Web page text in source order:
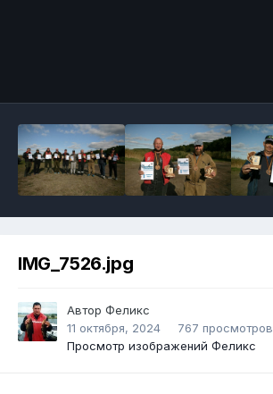
IMG_7526.jpg
Автор Феликс
11 октября, 2024
767 просмотров
Просмотр изображений Феликс